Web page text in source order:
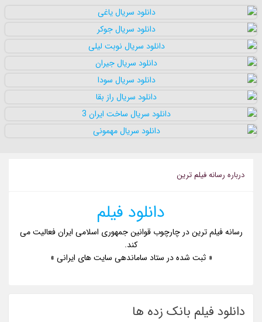
درباره رسانه فيلم ترين
دانلود فیلم
رسانه فیلم ترین در چارچوب قوانین جمهوری اسلامی ایران فعالیت می
کند.
« ثبت شده در ستاد ساماندهی سایت های ایرانی »
دانلود فیلم بانک زده ها